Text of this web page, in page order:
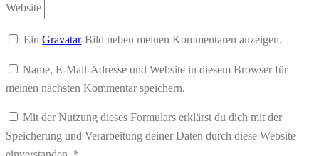
Website
EinGravatar-Bild neben meinen Kommentaren anzeigen.
Name, E-Mail-Adresse und Website in diesem Browser für
meinen nächsten Kommentar speichern.
Mit der Nutzung dieses Formulars erklärst du dich mit der
Speicherung und Verarbeitung deiner Daten durch diese Website